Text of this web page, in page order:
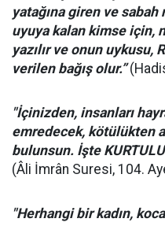
yatağına giren ve sabah
uyuya kalan kimse için,
yazılır ve onun uykusu,
verilen bağış olur.”
"İçinizden, insanları
emredecek, kötülükten
bulunsun. İşte
(Âli İmrân Suresi, 104.
"Herhangi bir kadın,